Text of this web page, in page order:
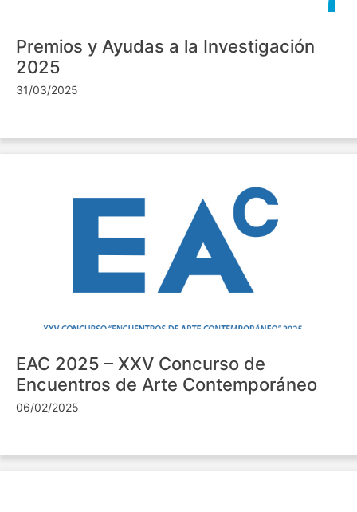
Premios y Ayudas a la Investigación
2025
31/03/2025
EAC 2025 – XXV Concurso de
Encuentros de Arte Contemporáneo
06/02/2025